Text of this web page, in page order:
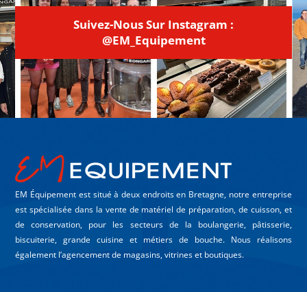
Suivez-Nous Sur Instagram :
@EM_Equipement
EM Équipement est situé à deux endroits en Bretagne, notre entreprise
est spécialisée dans la vente de matériel de préparation, de cuisson, et
de conservation, pour les secteurs de la boulangerie, pâtisserie,
biscuiterie, grande cuisine et métiers de bouche. Nous réalisons
également l’agencement de magasins, vitrines et boutiques.